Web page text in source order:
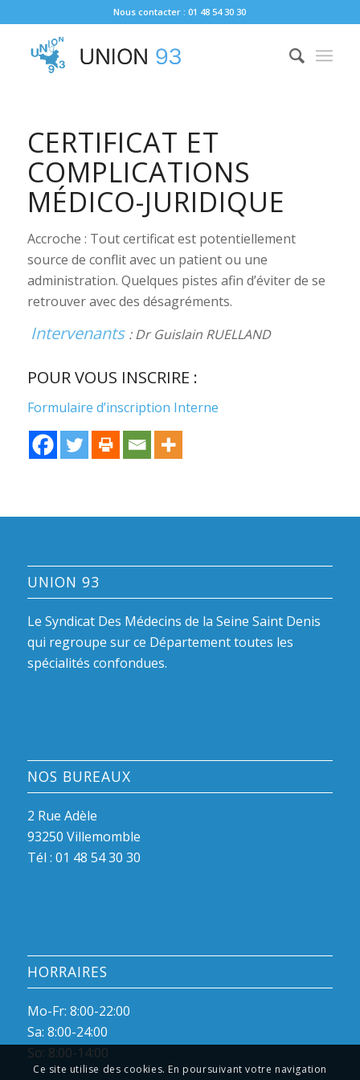
Nous contacter : 01 48 54 30 30
CERTIFICAT ET
COMPLICATIONS
MÉDICO-JURIDIQUE
Accroche : Tout certificat est potentiellement
source de conflit avec un patient ou une
administration. Quelques pistes afin d’éviter de se
retrouver avec des désagréments.
Intervenants : Dr Guislain RUELLAND
POUR VOUS INSCRIRE :
Formulaire d’inscription Interne
UNION 93
Le Syndicat Des Médecins de la Seine Saint Denis
qui regroupe sur ce Département toutes les
spécialités confondues.
NOS BUREAUX
2 Rue Adèle
93250 Villemomble
Tél : 01 48 54 30 30
HORRAIRES
Mo-Fr: 8:00-22:00
Sa: 8:00-24:00
So: 8:00-14:00
Ce site utilise des cookies. En poursuivant votre navigation